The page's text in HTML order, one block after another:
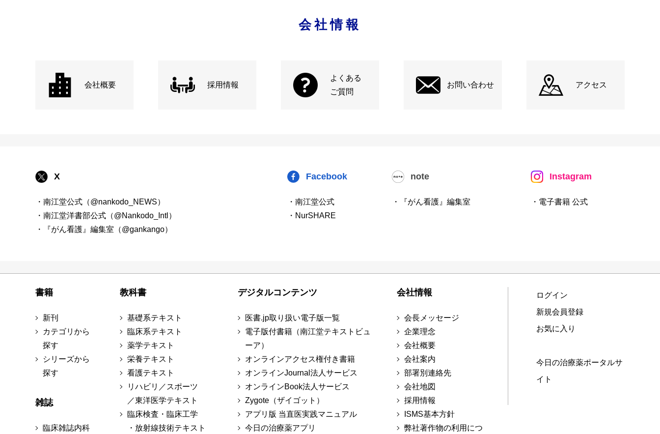
会社情報
会社概要 採用情報
よくある
ご質問
お問い合わせ アクセス
X
・南江堂公式（@nankodo_NEWS）
・南江堂洋書部公式（@Nankodo_Intl）
・『がん看護』編集室（@gankango）
Facebook
・南江堂公式
・NurSHARE
note
・『がん看護』編集室
Instagram
・電子書籍 公式
書籍
新刊
カテゴリから
探す
シリーズから
探す
雑誌
臨床雑誌内科
教科書
基礎系テキスト
臨床系テキスト
薬学テキスト
栄養テキスト
看護テキスト
リハビリ／スポーツ
／東洋医学テキスト
臨床検査・臨床工学
・放射線技術テキスト
デジタルコンテンツ
医書.jp取り扱い電子版一覧
電子版付書籍（南江堂テキストビュ
ーア）
オンラインアクセス権付き書籍
オンラインJournal法人サービス
オンラインBook法人サービス
Zygote（ザイゴット）
アプリ版 当直医実践マニュアル
今日の治療薬アプリ
会社情報
会長メッセージ
企業理念
会社概要
会社案内
部署別連絡先
会社地図
採用情報
ISMS基本方針
弊社著作物の利用につ
ログイン
新規会員登録
お気に入り
今日の治療薬ポータルサ
イト